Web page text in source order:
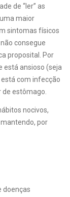
de “ler” as
maior
sintomas físicos
consegue
proposital. Por
está ansioso (seja
com infecção
estômago.
nocivos,
por
doenças